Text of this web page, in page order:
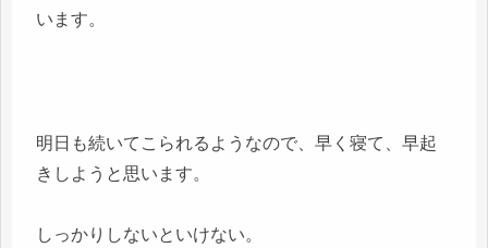
います。
明日も続いてこられるようなので、早く寝て、早起
きしようと思います。
しっかりしないといけない。